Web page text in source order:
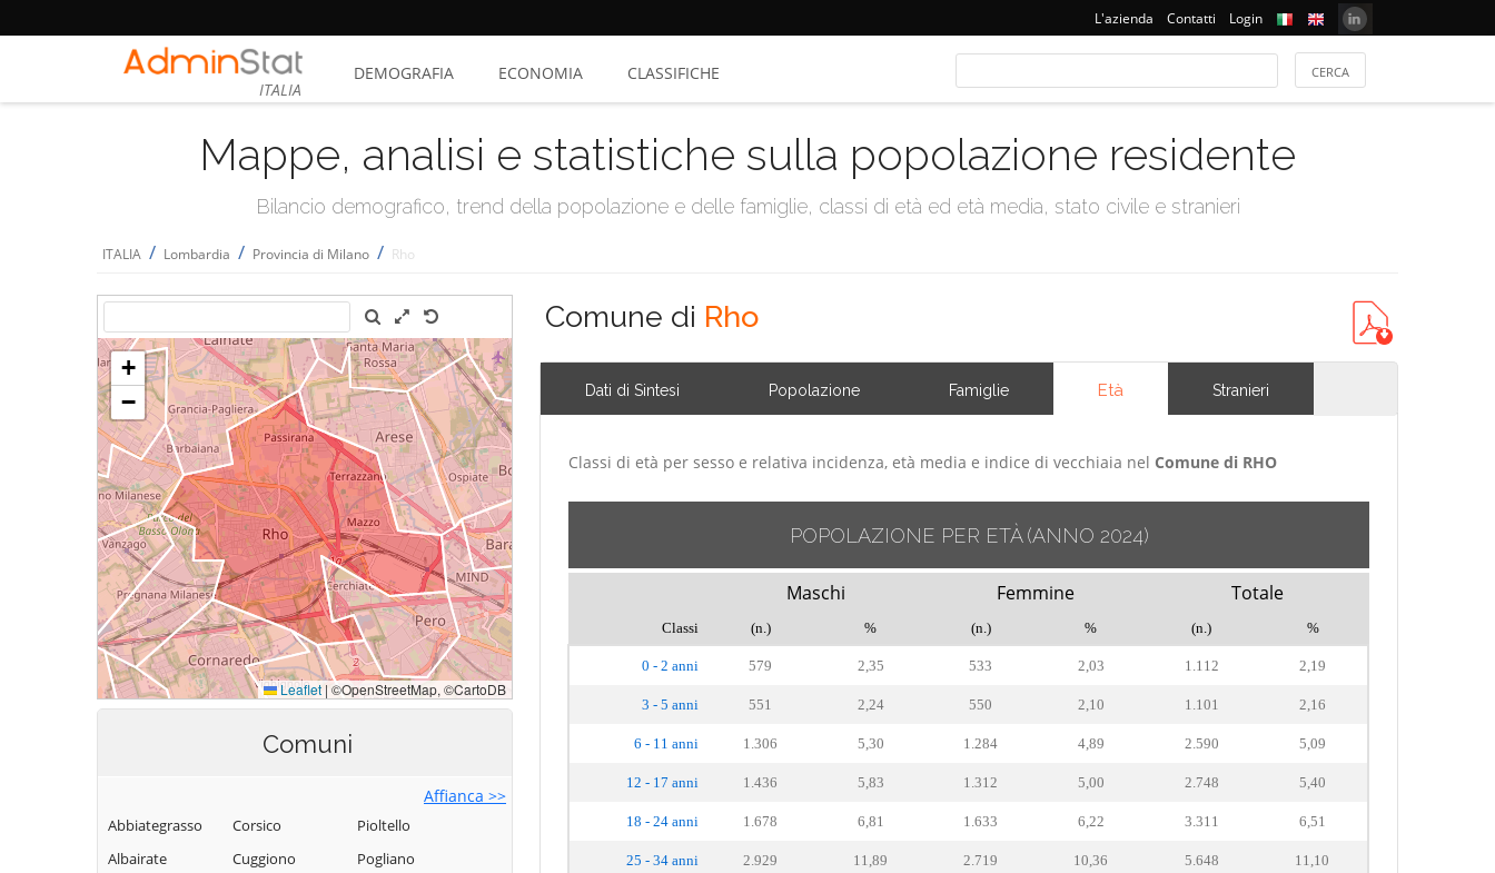
L'azienda Contatti Login
ITALIA
DEMOGRAFIA ECONOMIA CLASSIFICHE
Mappe, analisi e statistiche sulla popolazione residente
Bilancio demografico, trend della popolazione e delle famiglie, classi di età ed età media, stato civile e stranieri
ITALIA / Lombardia / Provincia di Milano / Rho
Comuni
Affianca >>
Abbiategrasso
Albairate
Corsico
Cuggiono
Pioltello
Pogliano
Comune di Rho
Dati di Sintesi Popolazione Famiglie Età Stranieri
Classi di età per sesso e relativa incidenza, età media e indice di vecchiaia nel Comune di RHO
POPOLAZIONE PER ETÀ (ANNO 2024)
Maschi Femmine Totale
Classi (n.) % (n.) % (n.) %
0 - 2 anni 579 2,35 533 2,03 1.112 2,19
3 - 5 anni 551 2,24 550 2,10 1.101 2,16
6 - 11 anni 1.306 5,30 1.284 4,89 2.590 5,09
12 - 17 anni 1.436 5,83 1.312 5,00 2.748 5,40
18 - 24 anni 1.678 6,81 1.633 6,22 3.311 6,51
25 - 34 anni 2.929 11,89 2.719 10,36 5.648 11,10